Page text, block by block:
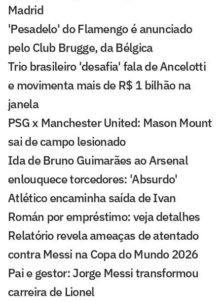
Madrid
'Pesadelo' do Flamengo é anunciado
pelo Club Brugge, da Bélgica
Trio brasileiro 'desafia' fala de Ancelotti
e movimenta mais de R$ 1 bilhão na
janela
PSG x Manchester United: Mason Mount
sai de campo lesionado
Ida de Bruno Guimarães ao Arsenal
enlouquece torcedores: 'Absurdo'
Atlético encaminha saída de Ivan
Román por empréstimo: veja detalhes
Relatório revela ameaças de atentado
contra Messi na Copa do Mundo 2026
Pai e gestor: Jorge Messi transformou
carreira de Lionel